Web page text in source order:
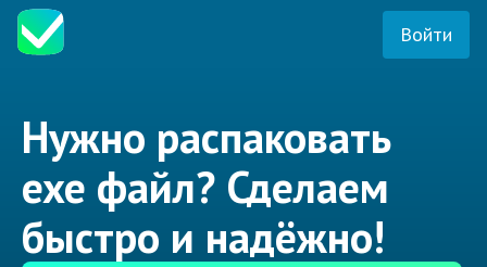
Войти
Нужно распаковать
exe файл? Сделаем
быстро и надёжно!